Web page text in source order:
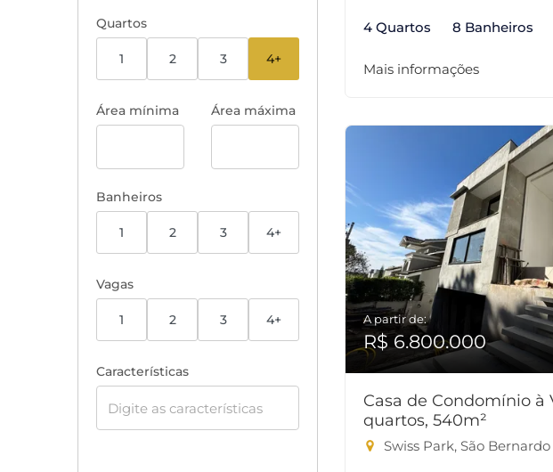
Quartos
1 2 3 4+
Área mínima Área máxima
Banheiros
1 2 3 4+
Vagas
1 2 3 4+
Características
4 Quartos 8 Banheiros
Mais informações
A partir de:
R$ 6.800.000
Casa de Condomínio à
quartos, 540m²
Swiss Park, São